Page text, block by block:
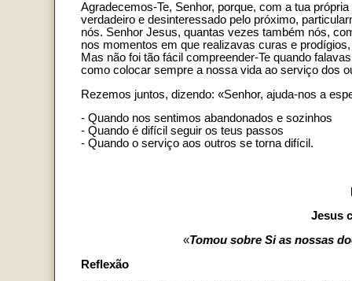
Agradecemos-Te, Senhor, porque, com a tua
verdadeiro e desinteressado pelo próximo,
nós. Senhor Jesus, quantas vezes também nós,
nos momentos em que realizavas curas e
Mas não foi tão fácil compreender-Te quando
como colocar sempre a nossa vida ao serviço dos
Rezemos juntos, dizendo: «Senhor, ajuda-nos a
- Quando nos sentimos abandonados e sozinhos
- Quando é difícil seguir os teus passos
- Quando o serviço aos outros se torna difícil.
Jesus
«Tomou sobre Si as nossas
Reflexão